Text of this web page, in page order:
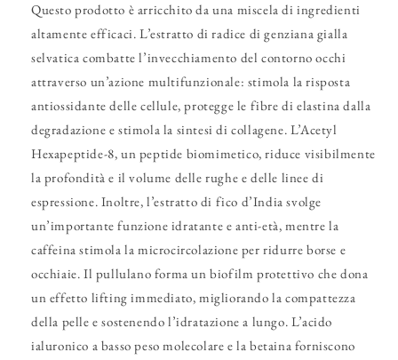
Questo prodotto è arricchito da una miscela di ingredienti
altamente efficaci. L’estratto di radice di genziana gialla
selvatica combatte l’invecchiamento del contorno occhi
attraverso un’azione multifunzionale: stimola la risposta
antiossidante delle cellule, protegge le fibre di elastina dalla
degradazione e stimola la sintesi di collagene. L’Acetyl
Hexapeptide-8, un peptide biomimetico, riduce visibilmente
la profondità e il volume delle rughe e delle linee di
espressione. Inoltre, l’estratto di fico d’India svolge
un’importante funzione idratante e anti-età, mentre la
caffeina stimola la microcircolazione per ridurre borse e
occhiaie. Il pullulano forma un biofilm protettivo che dona
un effetto lifting immediato, migliorando la compattezza
della pelle e sostenendo l’idratazione a lungo. L’acido
ialuronico a basso peso molecolare e la betaina forniscono